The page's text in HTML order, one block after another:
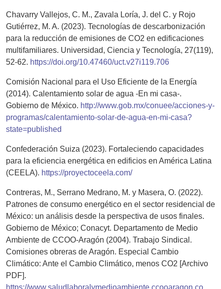
Chavarry Vallejos, C. M., Zavala Loría, J. del C. y Rojo
Gutiérrez, M. A. (2023). Tecnologías de descarbonización
para la reducción de emisiones de CO2 en edificaciones
multifamiliares. Universidad, Ciencia y Tecnología, 27(119),
52-62. https://doi.org/10.47460/uct.v27i119.706
Comisión Nacional para el Uso Eficiente de la Energía
(2014). Calentamiento solar de agua -En mi casa-.
Gobierno de México. http://www.gob.mx/conuee/acciones-y-
programas/calentamiento-solar-de-agua-en-mi-casa?
state=published
Confederación Suiza (2023). Fortaleciendo capacidades
para la eficiencia energética en edificios en América Latina
(CEELA). https://proyectoceela.com/
Contreras, M., Serrano Medrano, M. y Masera, O. (2022).
Patrones de consumo energético en el sector residencial de
México: un análisis desde la perspectiva de usos finales.
Gobierno de México; Conacyt. Departamento de Medio
Ambiente de CCOO-Aragón (2004). Trabajo Sindical.
Comisiones obreras de Aragón. Especial Cambio
Climático: Ante el Cambio Climático, menos CO2 [Archivo
PDF].